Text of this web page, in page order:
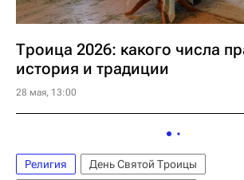
Троица 2026: какого числа
история и традиции
28 мая, 13:00
Религия
День Святой Троицы